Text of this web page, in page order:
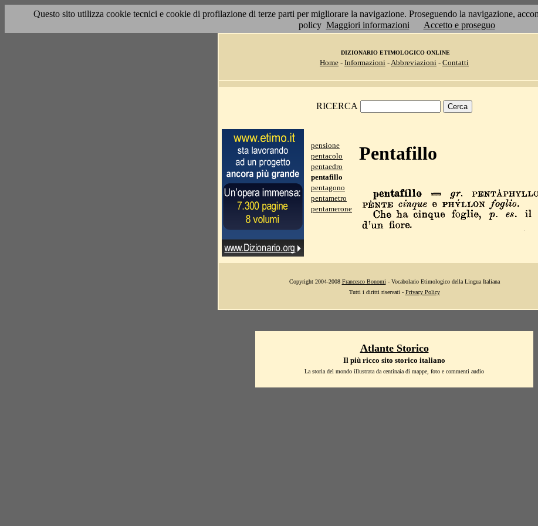
Questo sito utilizza cookie tecnici e cookie di profilazione di terze parti per migliorare la navigazione. Proseguendo la navigazione,
policy Maggiori informazioni Accetto e proseguo
DIZIONARIO ETIMOLOGICO ONLINE
Home - Informazioni -Abbreviazioni - Contatti
RICERCA
pensione
pentacolo
pentaedro
pentafillo
pentagono
pentametro
pentamerone
Pentafillo
Copyright 2004-2008 Francesco Bonomi - Vocabolario Etimologico della Lingua Italiana
Tutti i diritti riservati - Privacy Policy
Atlante Storico
Il più ricco sito storico italiano
La storia del mondo illustrata da centinaia di mappe, foto e commenti audio